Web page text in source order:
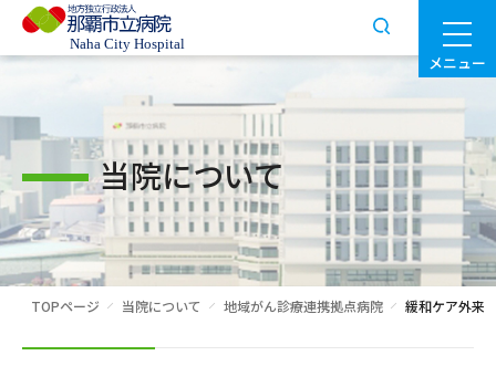
メニュー
当院について
TOPページ 当院について 地域がん診療連携拠点病院 緩和ケア外来